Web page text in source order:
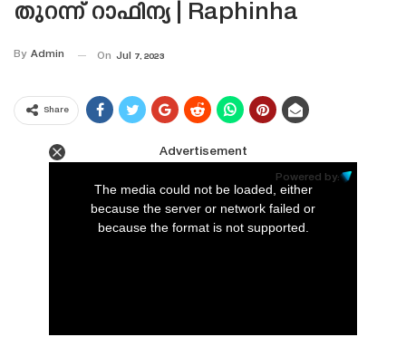
തുറന്ന് റാഫിന്യ | Raphinha
By Admin On Jul 7, 2023
Share
Advertisement
Powered by:
The media could not be loaded, either
because the server or network failed or
because the format is not supported.